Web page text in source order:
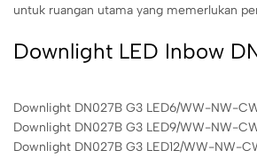
untuk ruangan utama yang memerlukan
Downlight LED Inbow
Downlight DN027B G3 LED6/WW-NW-
Downlight DN027B G3 LED9/WW-NW-
Downlight DN027B G3 LED12/WW-NW-